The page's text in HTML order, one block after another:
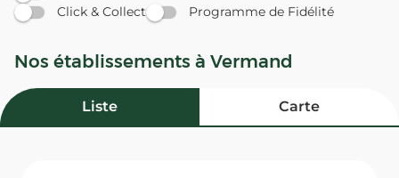
Click & Collect
Programme de Fidélité
Nos établissements à Vermand
Liste Carte